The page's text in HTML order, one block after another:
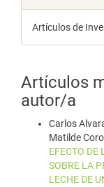
Artículos de
Artículos
autor/a
Carlos
Matilde
EFECTO DE
SOBRE LA
LECHE DE